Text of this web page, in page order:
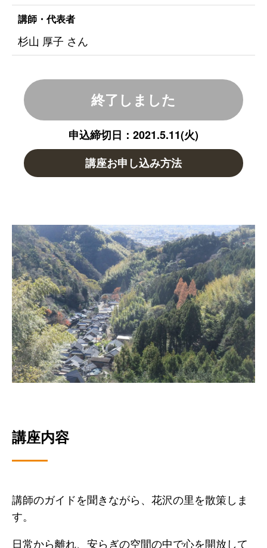
講座内容
講師のガイドを聞きながら、花沢の里を散策しま
す。
日常から離れ、安らぎの空間の中で心を開放して
講師・代表者
杉山 厚子 さん
終了しました
申込締切日：2021.5.11(火)
講座お申し込み方法